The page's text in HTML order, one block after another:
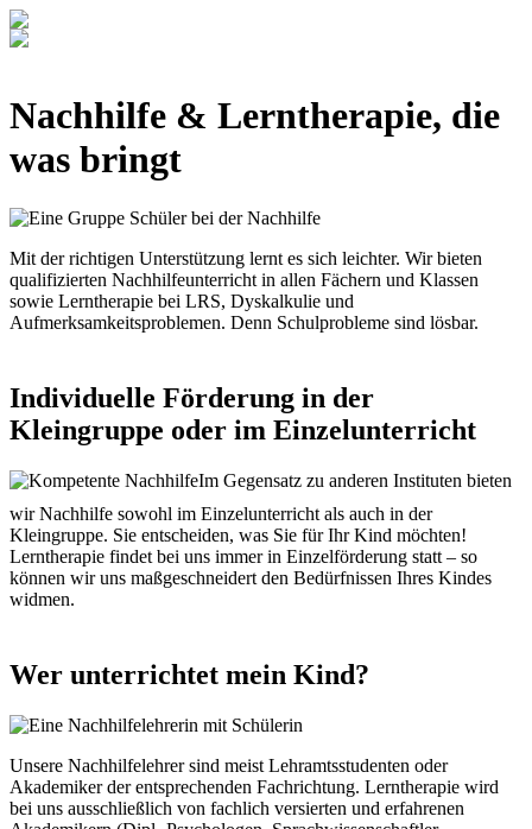
Nachhilfe & Lerntherapie, die
was bringt
Mit der richtigen Unterstützung lernt es sich leichter. Wir bieten
qualifizierten Nachhilfeunterricht in allen Fächern und Klassen
sowie Lerntherapie bei LRS, Dyskalkulie und
Aufmerksamkeitsproblemen. Denn Schulprobleme sind lösbar.
Individuelle Förderung in der
Kleingruppe oder im Einzelunterricht
Im Gegensatz zu anderen Instituten bieten
wir Nachhilfe sowohl im Einzelunterricht als auch in der
Kleingruppe. Sie entscheiden, was Sie für Ihr Kind möchten!
Lerntherapie findet bei uns immer in Einzelförderung statt – so
können wir uns maßgeschneidert den Bedürfnissen Ihres Kindes
widmen.
Wer unterrichtet mein Kind?
Unsere Nachhilfelehrer sind meist Lehramtsstudenten oder
Akademiker der entsprechenden Fachrichtung. Lerntherapie wird
bei uns ausschließlich von fachlich versierten und erfahrenen